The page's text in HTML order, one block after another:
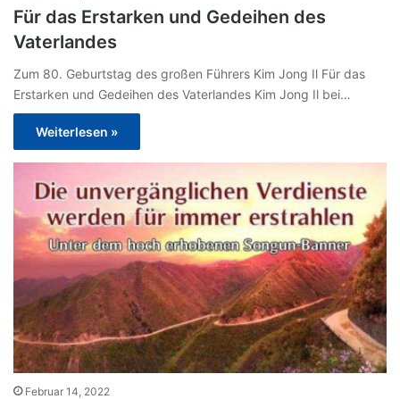
Für das Erstarken und Gedeihen des
Vaterlandes
Zum 80. Geburtstag des großen Führers Kim Jong Il Für das
Erstarken und Gedeihen des Vaterlandes Kim Jong Il bei…
Weiterlesen »
Februar 14, 2022